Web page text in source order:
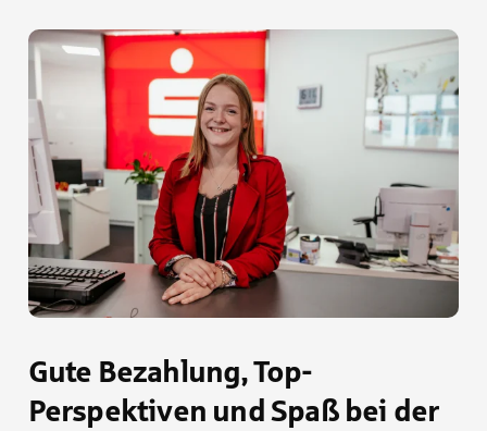
Gute Bezahlung, Top-
Perspektiven und Spaß bei der